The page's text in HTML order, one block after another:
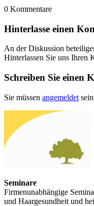
0 Kommentare
Hinterlasse einen
An der Diskussion
Hinterlassen Sie uns Ihren
Schreiben Sie einen
Sie müssen angemeldet
Seminare
Firmenunabhängige
und Haargesundheit und